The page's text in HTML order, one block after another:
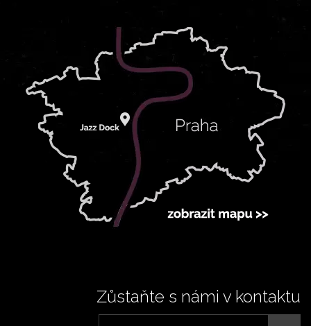
Zůstaňte s námi v kontaktu